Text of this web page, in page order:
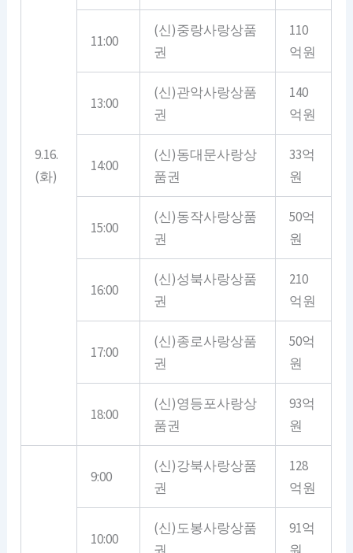
9.16.
(화)
11:00
(신)중랑사랑상품
권
110
억원
13:00
(신)관악사랑상품
권
140
억원
14:00
(신)동대문사랑상
품권
33억
원
15:00
(신)동작사랑상품
권
50억
원
16:00
(신)성북사랑상품
권
210
억원
17:00
(신)종로사랑상품
권
50억
원
18:00
(신)영등포사랑상
품권
93억
원
9:00
(신)강북사랑상품
권
128
억원
10:00
(신)도봉사랑상품
91억